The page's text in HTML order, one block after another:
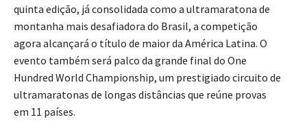
quinta edição, já consolidada como a ultramaratona de
montanha mais desafiadora do Brasil, a competição
agora alcançará o título de maior da América Latina. O
evento também será palco da grande final do One
Hundred World Championship, um prestigiado circuito de
ultramaratonas de longas distâncias que reúne provas
em 11 países.